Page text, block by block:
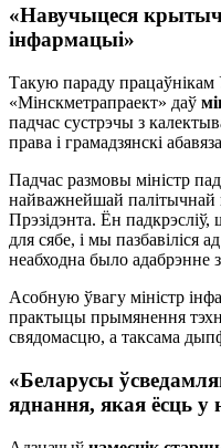
«Навучыцеся
інфармацыі»
Такую параду
«Мінскметрапраект» даў
падчас сустрэчы з
права і грамадзянскі
Падчас размовы міністр
найважнейшай палітычнай
Прэзідэнта. Ён
для сябе, і мы пазбавіліся
неабходна было адабрэнне
Асобную ўвагу міністр
практыцы прымянення
свядомасцю, а таксама
«Беларусы
яднання, якая ёсць